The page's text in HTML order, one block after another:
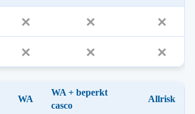
WA
WA + beperkt
casco
Allrisk